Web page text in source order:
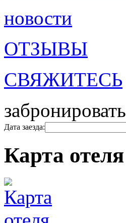
новости
ОТЗЫВЫ
СВЯЖИТЕСЬ
забронировать
Дата заезда:
Карта отеля